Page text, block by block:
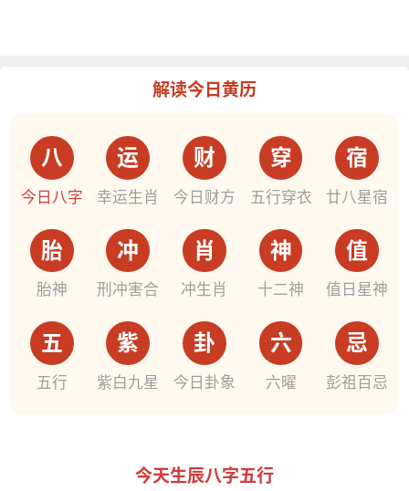
解读今日黄历
八
今日八字
运
幸运生肖
财
今日财方
穿
五行穿衣
宿
廿八星宿
胎
胎神
冲
刑冲害合
肖
冲生肖
神
十二神
值
值日星神
五
五行
紫
紫白九星
卦
今日卦象
六
六曜
忌
彭祖百忌
今天生辰八字五行